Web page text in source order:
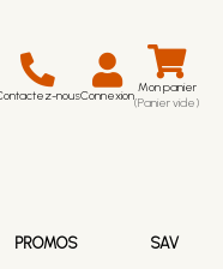
nousConnexion Mon panier
(Panier vide)
PROMOS SAV